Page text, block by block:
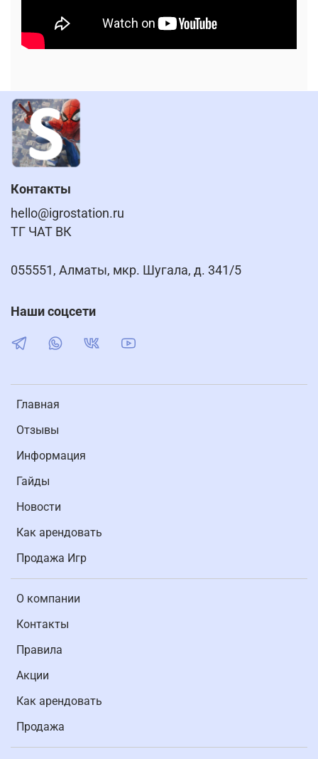
Главная
Отзывы
Информация
Гайды
Новости
Как арендовать
Продажа Игр
О компании
Контакты
Правила
Акции
Как арендовать
Продажа
Контакты
hello@igrostation.ru
ТГ ЧАТ ВК
055551, Алматы, мкр. Шугала, д. 341/5
Наши соцсети